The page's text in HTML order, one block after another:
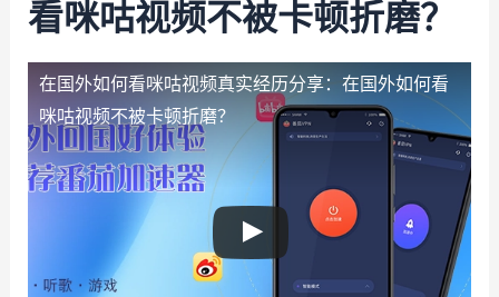
看咪咕视频不被卡顿折磨？
在国外如何看咪咕视频真实经历分享：在国外如何看
咪咕视频不被卡顿折磨？